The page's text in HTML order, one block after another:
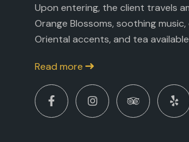
Upon entering, the client travels
Orange Blossoms, soothing
Oriental accents, and tea
Read more